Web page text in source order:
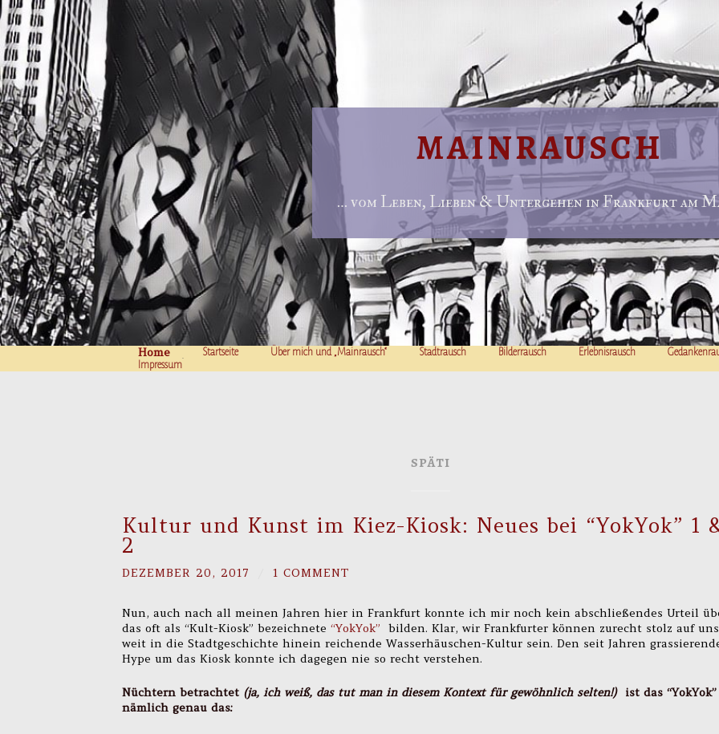
MAINRAUSCH
… vom Leben, Lieben & Untergehen in Frankfurt am
Home Startseite Über mich und „Mainrausch“ Stadtrausch Bilderrausch Erlebnisrausch
Impressum
SPÄTI
Kultur und Kunst im Kiez-Kiosk: Neues bei “YokYok” 1
2
DEZEMBER 20, 2017 1 COMMENT
Nun, auch nach all meinen Jahren hier in Frankfurt konnte ich mir noch kein abschließendes Urteil
das oft als “Kult-Kiosk” bezeichnete “YokYok” bilden. Klar, wir Frankfurter können zurecht stolz auf
weit in die Stadtgeschichte hinein reichende Wasserhäuschen-Kultur sein. Den seit Jahren
Hype um das Kiosk konnte ich dagegen nie so recht verstehen.
Nüchtern betrachtet (ja, ich weiß, das tut man in diesem Kontext für gewöhnlich selten!)ist das “YokYok”
nämlich genau das: